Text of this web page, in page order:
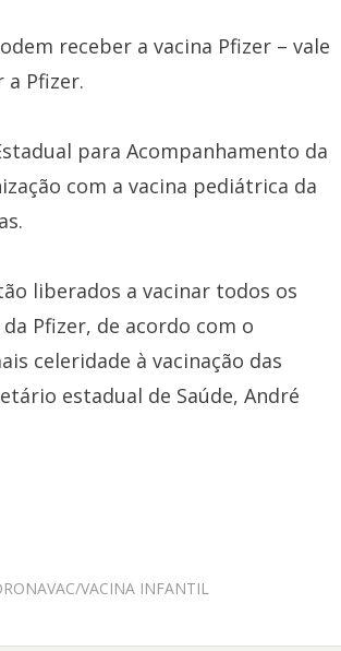
receber a vacina Pfizer – vale
a Pfizer.
para Acompanhamento da
com a vacina pediátrica da
liberados a vacinar todos os
Pfizer, de acordo com o
celeridade à vacinação das
estadual de Saúde, André
VACINA INFANTIL